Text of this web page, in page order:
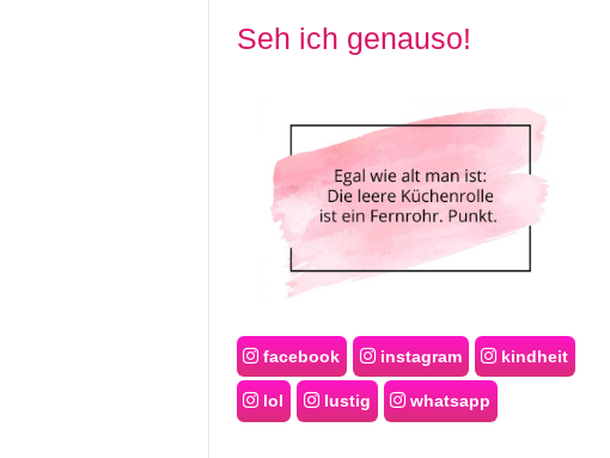
Seh ich genauso!
facebook instagram kindheit
lol lustig whatsapp